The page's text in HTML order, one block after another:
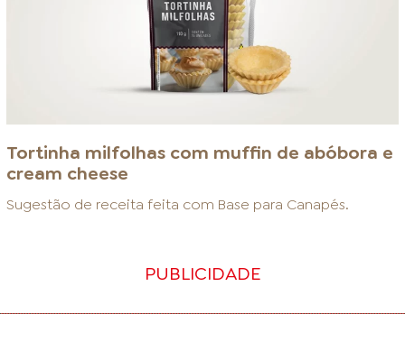
Tortinha milfolhas com muffin de abóbora e
cream cheese
Sugestão de receita feita com Base para Canapés.
PUBLICIDADE